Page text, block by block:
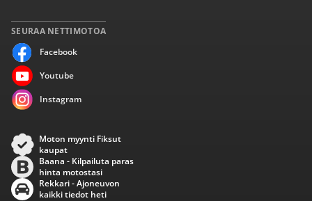
SEURAA NETTIMOTOA
Facebook
Youtube
Instagram
Moton myynti Fiksut
kaupat
Baana - Kilpailuta paras
hinta motostasi
Rekkari - Ajoneuvon
kaikki tiedot heti